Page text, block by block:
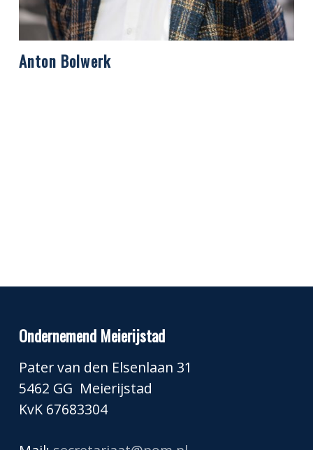
Anton Bolwerk
Ondernemend Meierijstad
Pater van den Elsenlaan 31
5462 GG Meierijstad
KvK 67683304